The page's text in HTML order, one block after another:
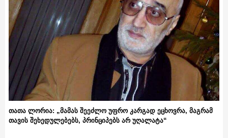
თათა ლორია: „მამას შეეძლო უფრო კარგად ეცხოვრა, მაგრამ
თავის შეხედულებებს, პრინციპებს არ უღალატა“